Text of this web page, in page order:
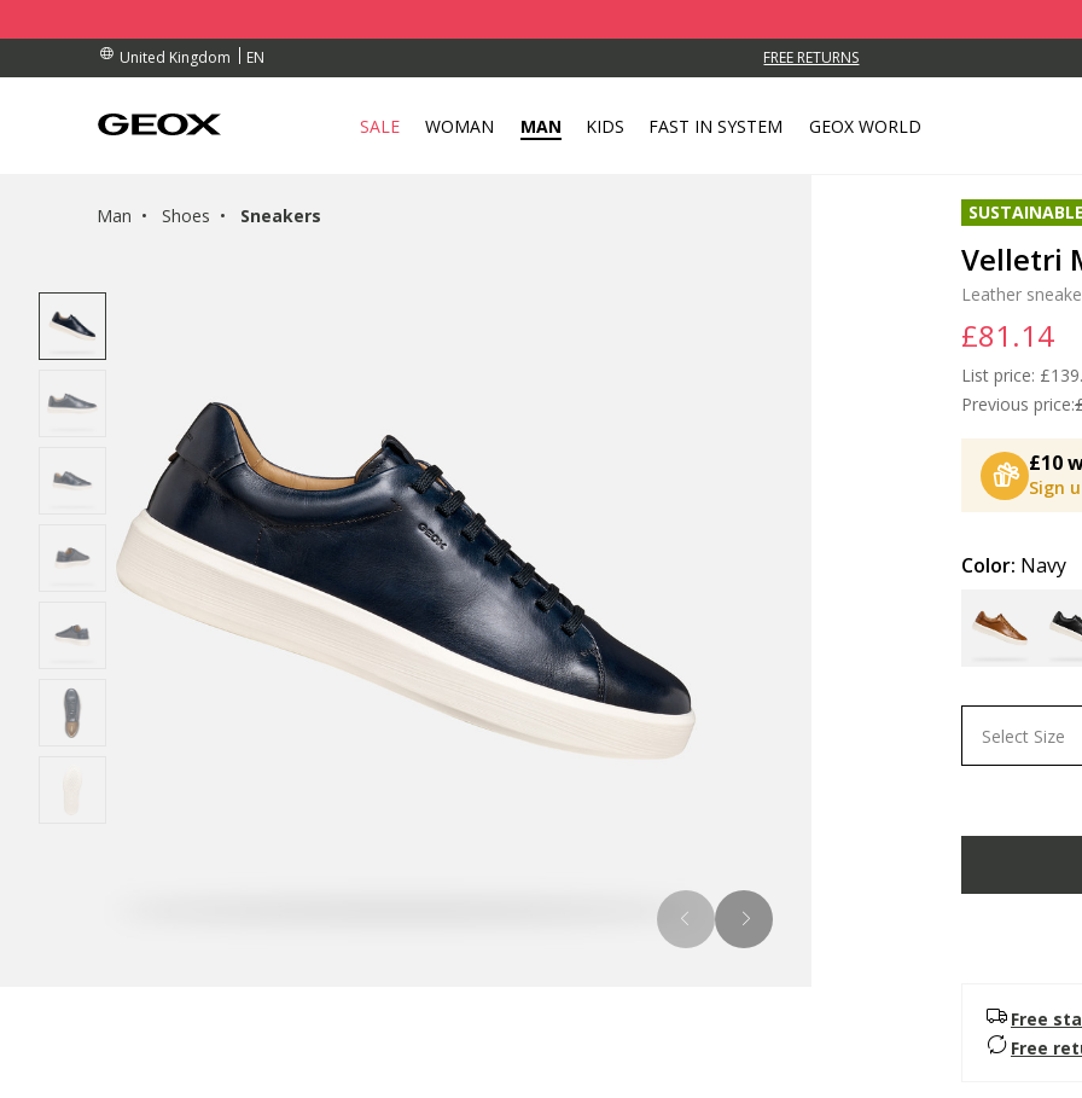
United Kingdom EN
OVER £ 75.00 FREE RETURNS
COLLECTION POINT.
OVER £ 75.00
SALE WOMAN MAN KIDS FAST IN SYSTEM GEOX WORLD
Man Shoes Sneakers
Velletri
Leather
Previous price:
List price:
£81.14
£10
Sign
Color: Navy
Select Size
Free
Free